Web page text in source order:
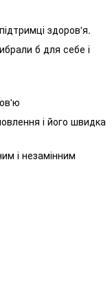
здоров'я.
б для себе і
і його швидка
і незамінним